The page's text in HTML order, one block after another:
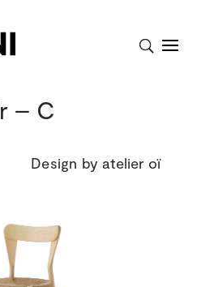
– C
Design by atelier oï